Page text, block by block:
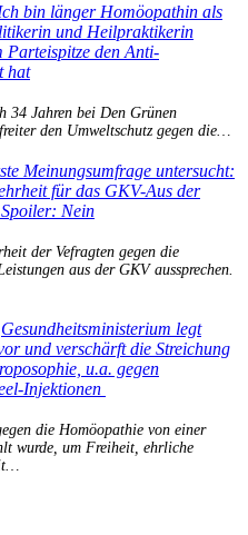
bin länger Homöopathin als
und Heilpraktikerin
Parteispitze den Anti-
hat
34 Jahren bei Den Grünen
den Umweltschutz gegen die…
Meinungsumfrage untersucht:
für das GKV-Aus der
Nein
der Vefragten gegen die
aus der GKV aussprechen.
Gesundheitsministerium legt
und verschärft die Streichung
u.a. gegen
Injektionen
die Homöopathie von einer
wurde, um Freiheit, ehrliche